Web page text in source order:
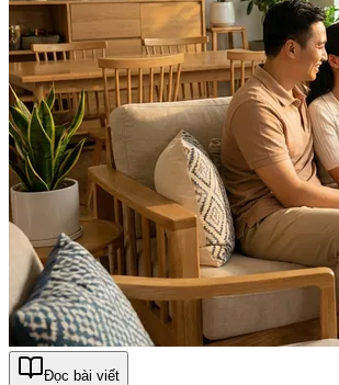
Đọc bài viết